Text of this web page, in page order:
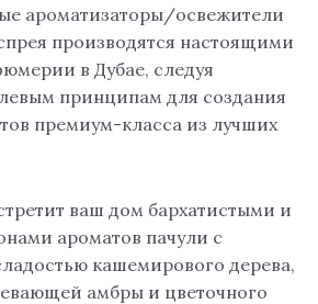
ароматизаторы/освежители
производятся настоящими
в Дубае, следуя
принципам для создания
премиум-класса из лучших
ваш дом бархатистыми и
ароматов пачули с
кашемирового дерева,
амбры и цветочного